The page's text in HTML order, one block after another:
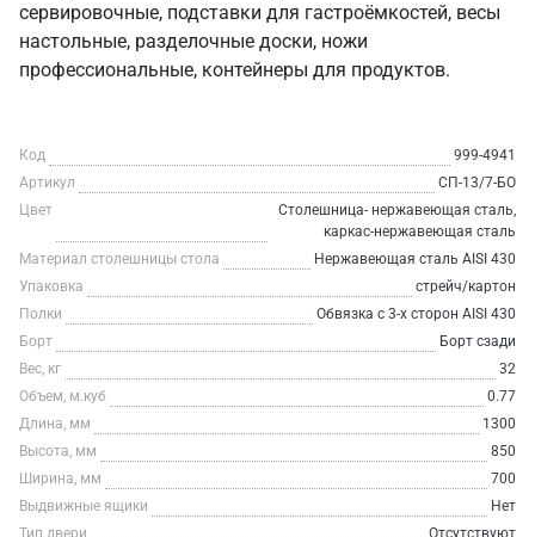
сервировочные, подставки для гастроёмкостей, весы
настольные, разделочные доски, ножи
профессиональные, контейнеры для продуктов.
Код
999-4941
Артикул
СП-13/7-БО
Цвет
Столешница- нержавеющая сталь,
каркас-нержавеющая сталь
Материал столешницы стола
Нержавеющая сталь AISI 430
Упаковка
стрейч/картон
Полки
Обвязка с 3-х сторон AISI 430
Борт
Борт сзади
Вес, кг
32
Объем, м.куб
0.77
Длина, мм
1300
Высота, мм
850
Ширина, мм
700
Выдвижные ящики
Нет
Тип двери
Отсутствуют